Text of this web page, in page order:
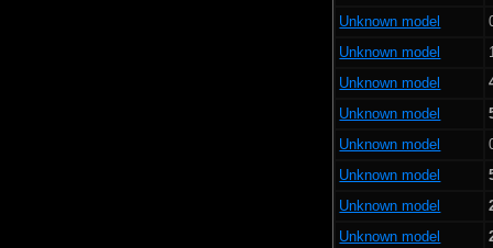
Unknown model
Unknown model
Unknown model
Unknown model
Unknown model
Unknown model
Unknown model
Unknown model